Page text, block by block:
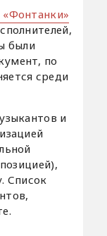
были
по
среди
и
Список